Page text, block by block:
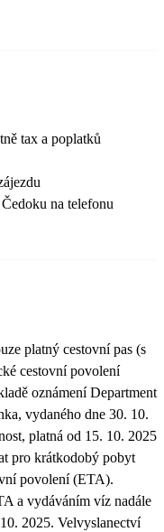
tax a poplatků
na telefonu
platný cestovní pas (s
cestovní povolení
oznámení Department
vydaného dne 30. 10.
platná od 15. 10. 2025
pro krátkodobý pobyt
povolení (ETA).
a vydáváním víz nadále
2025. Velvyslanectví